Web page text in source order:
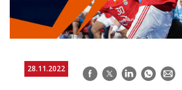
28.11.2022 Facebook
TwitterLinkedInWhatsApp
E-